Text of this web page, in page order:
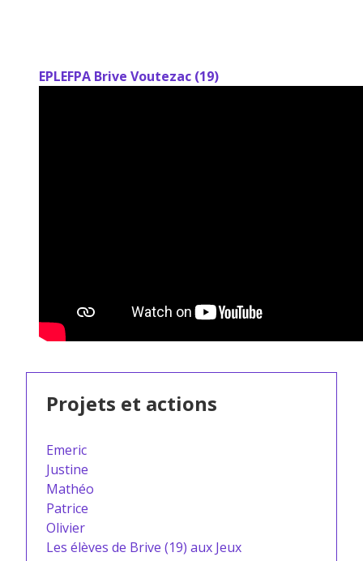
EPLEFPA Brive Voutezac (19)
Projets et actions
Emeric
Justine
Mathéo
Patrice
Olivier
Les élèves de Brive (19) aux Jeux